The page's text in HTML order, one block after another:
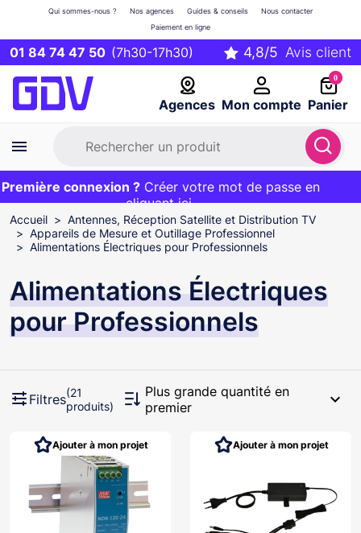
01 84 74 47 50 (7h30-17h30)
Agences Mon compte
Qui sommes-nous ? Nos agences Guides & conseils
Nous contacter
Paiement en ligne
0
Panier
Première commande ?20€ OFFERT sur votre panier
et livraison 24/48h gratuite avec le codeBIENVENUE
connexion ?Créer votre mot de passe en
cliquant ici
EXCLU WEB :
Accueil
Antennes, Réception Satellite et Distribution TV
Appareils de Mesure et Outillage Professionnel
Alimentations Électriques pour Professionnels
Alimentations Électriques
pour Professionnels
Filtres(21
produits)
Plus grande quantité en
premier
expand_more
Ajouter à mon projet Ajouter à mon projet